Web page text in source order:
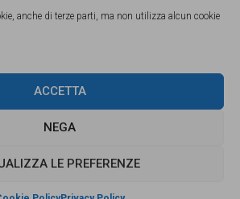
anche di terze parti, ma non utilizza alcun cookie
ACCETTA
NEGA
LE PREFERENZE
fossero identificati gli autori,
e dell’intera comunità
grave che non può rimanere
scuotere le coscienze
ha detto il primo